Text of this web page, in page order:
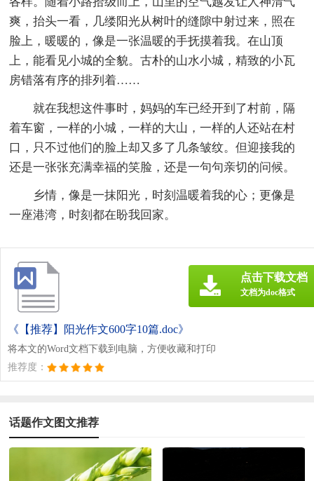
爽，抬头一看，几缕阳光从树叶的缝隙中射过来，照在
脸上，暖暖的，像是一张温暖的手抚摸着我。在山顶
上，能看见小城的全貌。古朴的山水小城，精致的小瓦
房错落有序的排列着……
就在我想这件事时，妈妈的车已经开到了村前，隔
着车窗，一样的小城，一样的大山，一样的人还站在村
口，只不过他们的脸上却又多了几条皱纹。但迎接我的
还是一张张充满幸福的笑脸，还是一句句亲切的问候。
乡情，像是一抹阳光，时刻温暖着我的心；更像是
一座港湾，时刻都在盼我回家。
《【推荐】阳光作文600字10篇.doc》
将本文的Word文档下载到电脑，方便收藏和打印
推荐度：
点击下载文档
文档为doc格式
话题作文图文推荐